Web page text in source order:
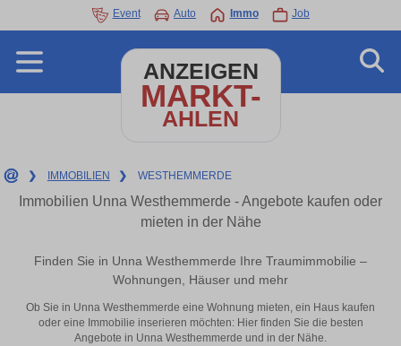
Event Auto Immo Job
ANZEIGEN
MARKT-
AHLEN
❯ IMMOBILIEN ❯ WESTHEMMERDE
Immobilien Unna Westhemmerde - Angebote kaufen oder
mieten in der Nähe
Finden Sie in Unna Westhemmerde Ihre Traumimmobilie –
Wohnungen, Häuser und mehr
Ob Sie in Unna Westhemmerde eine Wohnung mieten, ein Haus kaufen
oder eine Immobilie inserieren möchten: Hier finden Sie die besten
Angebote in Unna Westhemmerde und in der Nähe.